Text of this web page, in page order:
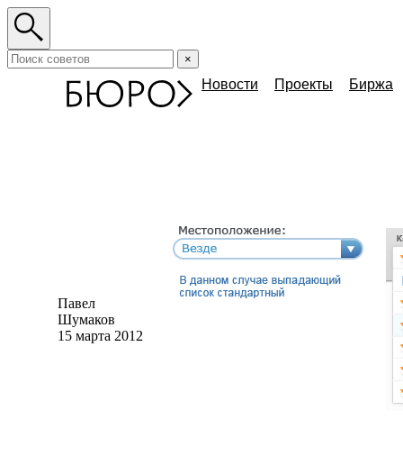
×
Новости Проекты Биржа
Павел
Шумаков
15 марта 2012